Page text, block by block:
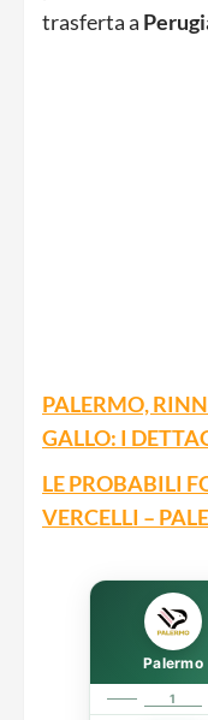
trasferta a
PALERMO,
GALLO: I
LE PROBABILI
VERCELLI –
Palermo
1